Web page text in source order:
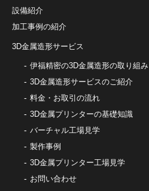
設備紹介
加工事例の紹介
3D金属造形サービス
伊福精密の3D金属造形の取り組み
3D金属造形サービスのご紹介
料金・お取引の流れ
3D金属プリンターの基礎知識
バーチャル工場見学
製作事例
3D金属プリンター工場見学
お問い合わせ